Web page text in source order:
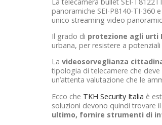
panoramiche SEI-P8140-TI-360
unico streaming video
Il grado di protezione agli urti
urbana, per resistere a
La videosorveglianza
tipologia di telecamere che
un’attenta valutazione che le
Ecco che TKH Security Italia è
soluzioni devono quindi trovare il
ultimo, fornire strumenti di